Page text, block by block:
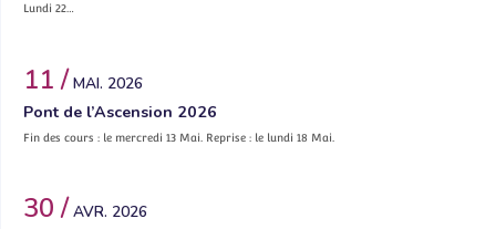
Lundi 22…
11 / MAI. 2026
Pont de l’Ascension 2026
Fin des cours : le mercredi 13 Mai. Reprise : le lundi 18 Mai.
30 / AVR. 2026